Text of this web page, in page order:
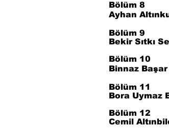
Bölüm 8
Ayhan
Bölüm 9
Bekir Sıtkı
Bölüm 10
Binnaz
Bölüm 11
Bora Uymaz
Bölüm 12
Cemil